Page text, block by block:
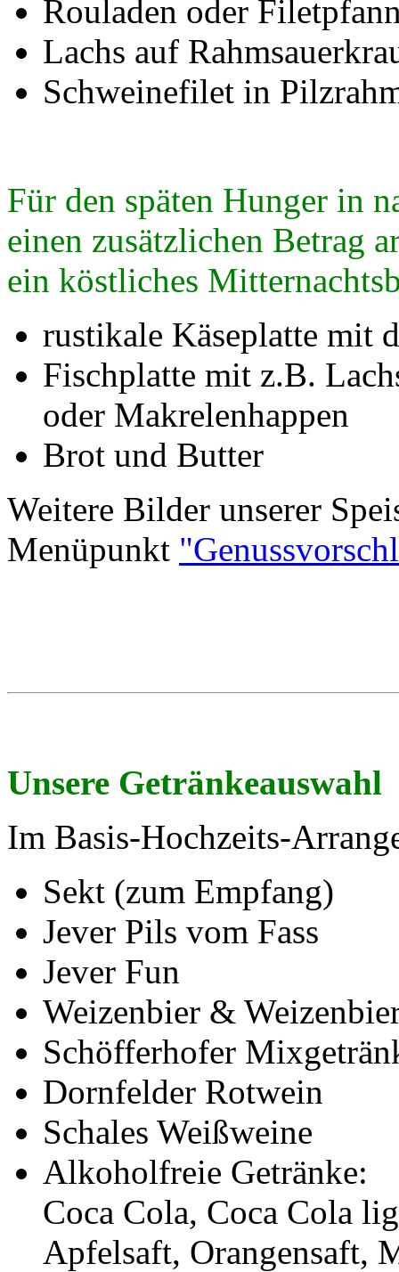
Rouladen oder
Lachs auf
Schweinefilet in
Für den späten Hunger in
einen zusätzlichen Betrag
ein köstliches
rustikale Käseplatte mit
Fischplatte mit z.B.
oder Makrelenhappen
Brot und Butter
Weitere Bilder unserer
Menüpunkt
Unsere Getränkeauswahl
Im Basis-Hochzeits-
Sekt (zum Empfang)
Jever Pils vom Fass
Jever Fun
Weizenbier &
Schöfferhofer
Dornfelder Rotwein
Schales Weißweine
Alkoholfreie Getränke:
Coca Cola, Coca Cola
Apfelsaft, Orangensaft,